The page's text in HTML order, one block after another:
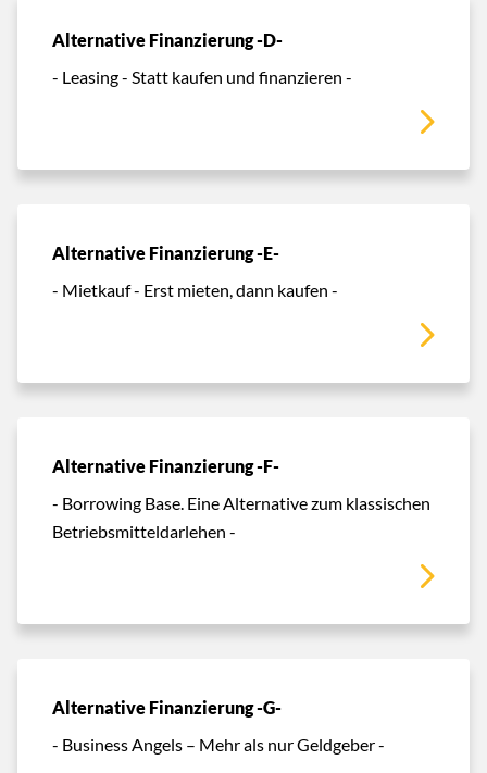
Alternative Finanzierung -D-
- Leasing - Statt kaufen und finanzieren -
Alternative Finanzierung -E-
- Mietkauf - Erst mieten, dann kaufen -
Alternative Finanzierung -F-
- Borrowing Base. Eine Alternative zum klassischen
Betriebsmitteldarlehen -
Alternative Finanzierung -G-
- Business Angels – Mehr als nur Geldgeber -